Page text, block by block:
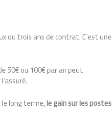
ou trois ans de contrat. C’est une
50€ ou 100€ par an peut
le long terme,le gain sur les postes